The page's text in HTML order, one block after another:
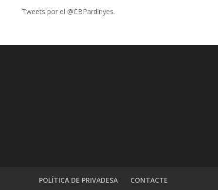
Tweets por el @CBPardinyes.
POLÍTICA DE PRIVADESA CONTACTE